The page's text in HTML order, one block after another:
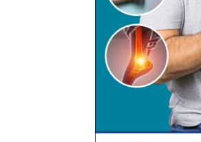
अज्ञात व्यक्ति द्वारा की